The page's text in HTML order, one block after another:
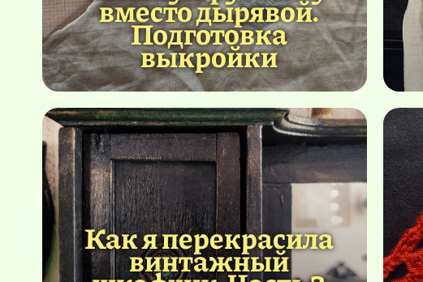
вместо дырявой.
Подготовка
выкройки
Как я перекрасила
винтажный